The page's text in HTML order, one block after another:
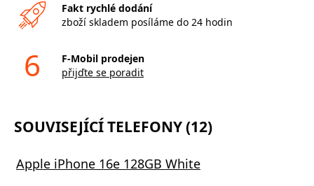
Fakt rychlé dodání
zboží skladem posíláme do 24 hodin
6
F-Mobil prodejen
přijďte se poradit
SOUVISEJÍCÍ TELEFONY (12)
Apple iPhone 16e 128GB White